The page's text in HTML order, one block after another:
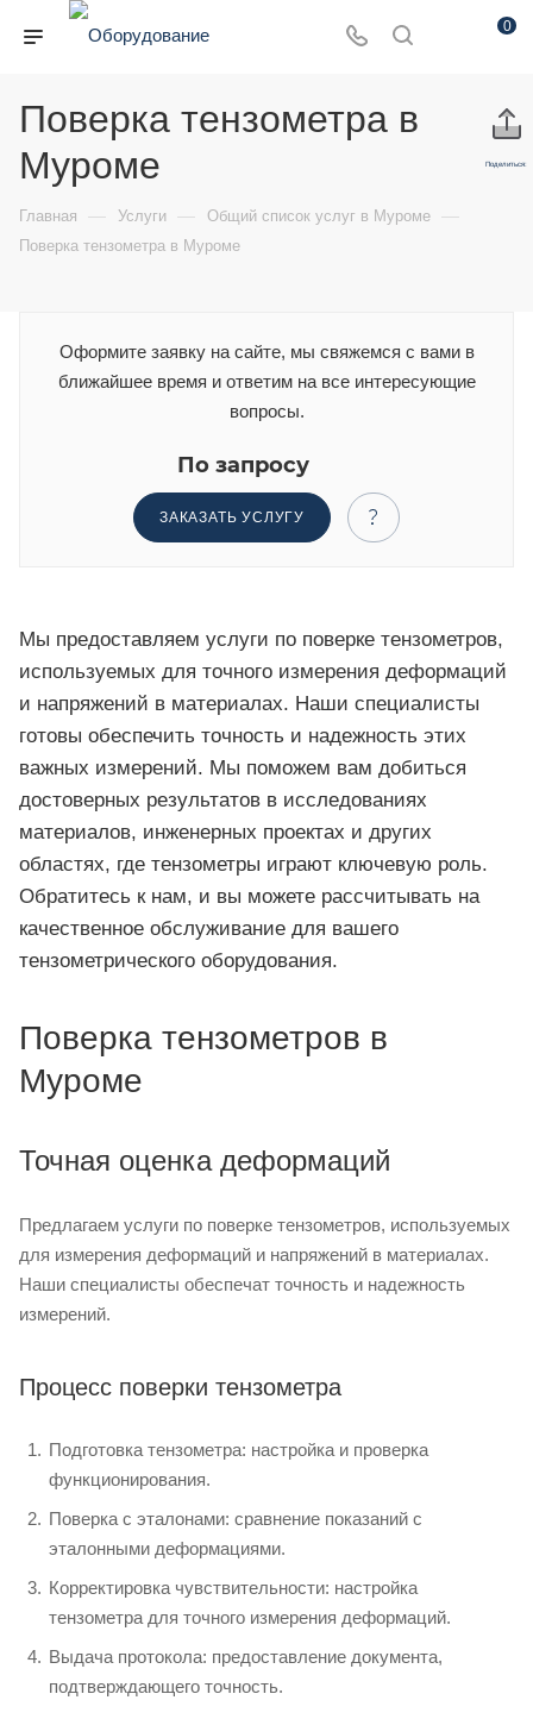
0
Поделиться:
Поверка тензометра в
Муроме
Главная — Услуги — Общий список услуг в Муроме —
Поверка тензометра в Муроме
Оформите заявку на сайте, мы свяжемся с вами в
ближайшее время и ответим на все интересующие
вопросы.
По запросу
ЗАКАЗАТЬ УСЛУГУ
Мы предоставляем услуги по поверке тензометров,
используемых для точного измерения деформаций
и напряжений в материалах. Наши специалисты
готовы обеспечить точность и надежность этих
важных измерений. Мы поможем вам добиться
достоверных результатов в исследованиях
материалов, инженерных проектах и других
областях, где тензометры играют ключевую роль.
Обратитесь к нам, и вы можете рассчитывать на
качественное обслуживание для вашего
тензометрического оборудования.
Поверка тензометров в
Муроме
Точная оценка деформаций
Предлагаем услуги по поверке тензометров, используемых
для измерения деформаций и напряжений в материалах.
Наши специалисты обеспечат точность и надежность
измерений.
Процесс поверки тензометра
Подготовка тензометра: настройка и проверка
функционирования.
Поверка с эталонами: сравнение показаний с
эталонными деформациями.
Корректировка чувствительности: настройка
тензометра для точного измерения деформаций.
Выдача протокола: предоставление документа,
подтверждающего точность.